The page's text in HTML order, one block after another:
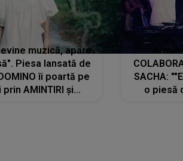
muzică, apare
Piesa lansată de
îi poartă pe
AMINTIRI și
SACHA:
o piesă